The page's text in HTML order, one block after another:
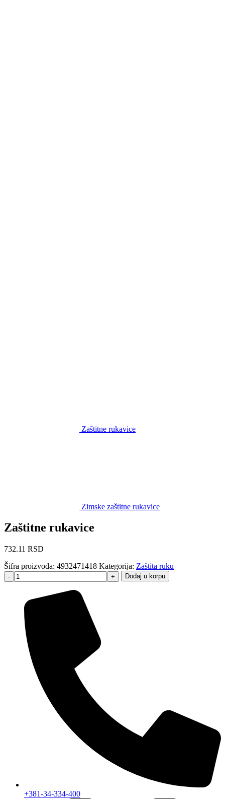
Zaštitne rukavice
Zimske zaštitne rukavice
Zaštitne rukavice
732.11 RSD
Šifra proizvoda: 4932471418 Kategorija: Zaštita ruku
- + Dodaj u korpu
+381-34-334-400